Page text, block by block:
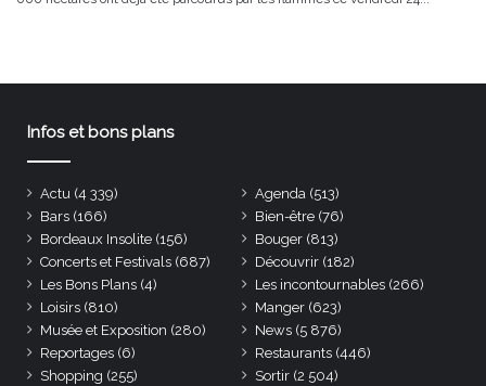
Infos et bons plans
Actu (4 339) Agenda (513)
Bars (166) Bien-être (76)
Bordeaux Insolite (156) Bouger (813)
Concerts et Festivals (687) Découvrir (182)
Les Bons Plans (4) Les incontournables (266)
Loisirs (810) Manger (623)
Musée et Exposition (280) News (5 876)
Reportages (6) Restaurants (446)
Shopping (255) Sortir (2 504)